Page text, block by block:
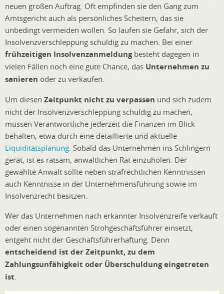
neuen großen Auftrag. Oft empfinden sie den Gang zum
Amtsgericht auch als persönliches Scheitern, das sie
unbedingt vermeiden wollen. So laufen sie Gefahr, sich der
Insolvenzverschleppung schuldig zu machen. Bei einer
frühzeitigen Insolvenzanmeldung besteht dagegen in
vielen Fällen noch eine gute Chance, das Unternehmen zu
sanieren oder zu verkaufen.
Um diesen Zeitpunkt nicht zu verpassen und sich zudem
nicht der Insolvenzverschleppung schuldig zu machen,
müssen Verantwortliche jederzeit die Finanzen im Blick
behalten, etwa durch eine detaillierte und aktuelle
Liquiditätsplanung. Sobald das Unternehmen ins Schlingern
gerät, ist es ratsam, anwaltlichen Rat einzuholen. Der
gewählte Anwalt sollte neben strafrechtlichen Kenntnissen
auch Kenntnisse in der Unternehmensführung sowie im
Insolvenzrecht besitzen.
Wer das Unternehmen nach erkannter Insolvenzreife verkauft
oder einen sogenannten Strohgeschäftsführer einsetzt,
entgeht nicht der Geschäftsführerhaftung. Denn
entscheidend ist der Zeitpunkt, zu dem
Zahlungsunfähigkeit oder Überschuldung eingetreten
ist.